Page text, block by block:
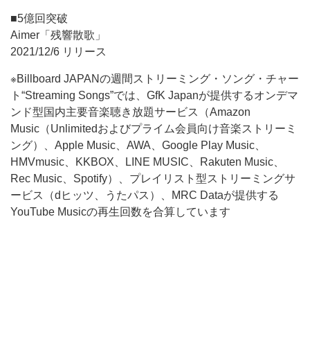
■5億回突破
Aimer「残響散歌」
2021/12/6 リリース
※Billboard JAPANの週間ストリーミング・ソング・チャー
ト“Streaming Songs”では、GfK Japanが提供するオンデマ
ンド型国内主要音楽聴き放題サービス（Amazon
Music（Unlimitedおよびプライム会員向け音楽ストリーミ
ング）、Apple Music、AWA、Google Play Music、
HMVmusic、KKBOX、LINE MUSIC、Rakuten Music、
Rec Music、Spotify）、プレイリスト型ストリーミングサ
ービス（dヒッツ、うたパス）、MRC Dataが提供する
YouTube Musicの再生回数を合算しています